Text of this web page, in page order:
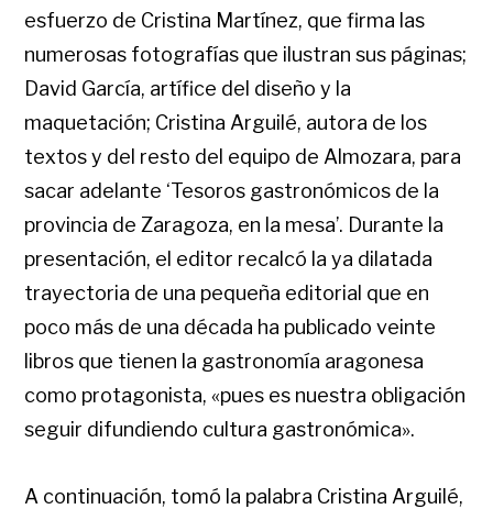
esfuerzo de Cristina Martínez, que firma las
numerosas fotografías que ilustran sus páginas;
David García, artífice del diseño y la
maquetación; Cristina Arguilé, autora de los
textos y del resto del equipo de Almozara, para
sacar adelante ‘Tesoros gastronómicos de la
provincia de Zaragoza, en la mesa’. Durante la
presentación, el editor recalcó la ya dilatada
trayectoria de una pequeña editorial que en
poco más de una década ha publicado veinte
libros que tienen la gastronomía aragonesa
como protagonista, «pues es nuestra obligación
seguir difundiendo cultura gastronómica».
A continuación, tomó la palabra Cristina Arguilé,